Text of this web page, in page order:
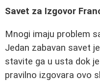
Savet za Izgovor
Mnogi imaju problem
Jedan zabavan savet
stavite ga u usta dok
pravilno izgovara ovo